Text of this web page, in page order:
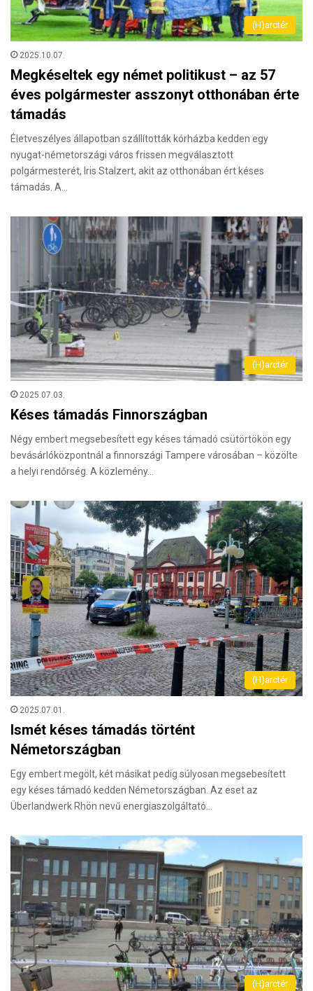
(H)arctér
2025.10.07.
Megkéseltek egy német politikust – az 57
éves polgármester asszonyt otthonában érte
támadás
Életveszélyes állapotban szállították kórházba kedden egy
nyugat-németországi város frissen megválasztott
polgármesterét, Iris Stalzert, akit az otthonában ért késes
támadás. A…
(H)arctér
2025.07.03.
Késes támadás Finnországban
Négy embert megsebesített egy késes támadó csütörtökön egy
bevásárlóközpontnál a finnországi Tampere városában – közölte
a helyi rendőrség. A közlemény…
(H)arctér
2025.07.01.
Ismét késes támadás történt
Németországban
Egy embert megölt, két másikat pedig súlyosan megsebesített
egy késes támadó kedden Németországban. Az eset az
Überlandwerk Rhön nevű energiaszolgáltató…
(H)arctér